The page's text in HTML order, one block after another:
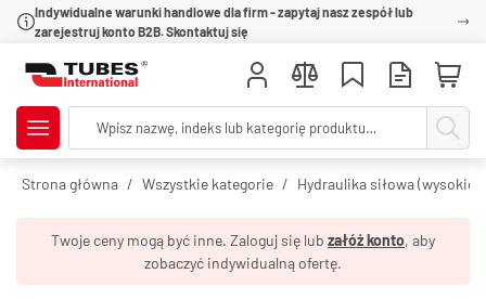
Indywidualne warunki handlowe dla firm - zapytaj nasz zespół lub
zarejestruj konto B2B. Skontaktuj się
Strona główna Wszystkie kategorie Hydraulika siłowa (wysokie
Twoje ceny mogą być inne. Zaloguj się lub załóż konto, aby
zobaczyć indywidualną ofertę.